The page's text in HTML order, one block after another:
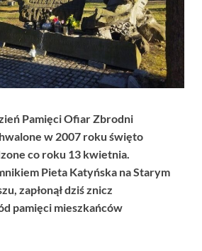
Pamięci Ofiar Zbrodni
w 2007 roku święto
co roku 13 kwietnia.
Pieta Katyńska na Starym
zapłonął dziś znicz
pamięci mieszkańców